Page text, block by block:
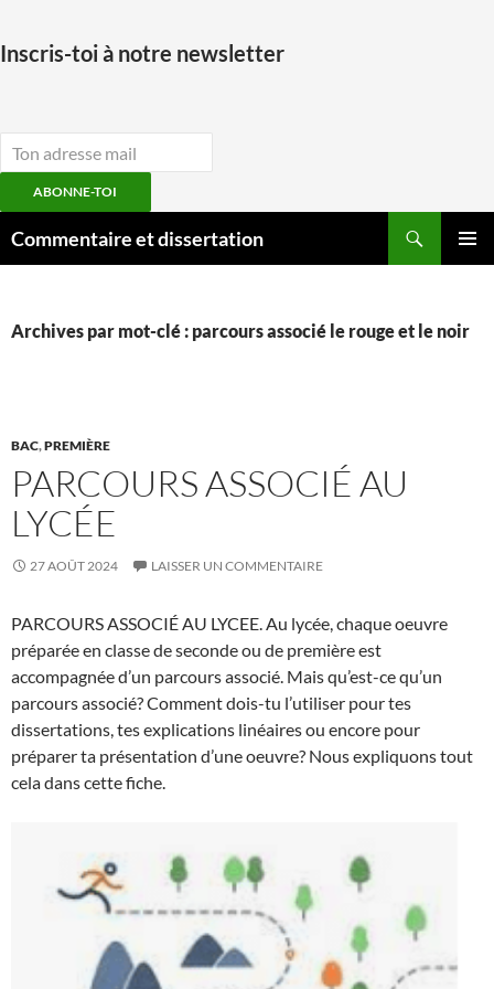
Inscris-toi à notre newsletter
ABONNE-TOI
auCommentaire et dissertation
Archives par mot-clé : parcours associé le rouge et le noir
BAC,PREMIÈRE
PARCOURS ASSOCIÉ AU
LYCÉE
27 AOÛT 2024 LAISSER UN COMMENTAIRE
PARCOURS ASSOCIÉ AU LYCEE. Au lycée, chaque oeuvre
préparée en classe de seconde ou de première est
accompagnée d’un parcours associé. Mais qu’est-ce qu’un
parcours associé? Comment dois-tu l’utiliser pour tes
dissertations, tes explications linéaires ou encore pour
préparer ta présentation d’une oeuvre? Nous expliquons tout
cela dans cette fiche.